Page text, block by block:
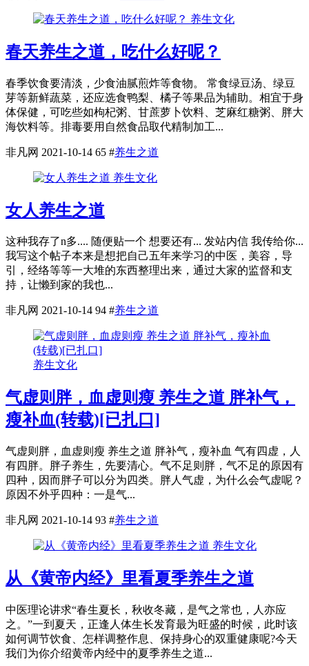
养生文化
春天养生之道，吃什么好呢？
春季饮食要清淡，少食油腻煎炸等食物。 常食绿豆汤、绿豆
芽等新鲜蔬菜，还应选食鸭梨、橘子等果品为辅助。相宜于身
体保健，可吃些如枸杞粥、甘蔗萝卜饮料、芝麻红糖粥、胖大
海饮料等。排毒要用自然食品取代精制加工...
非凡网 2021-10-14 65 #养生之道
养生文化
女人养生之道
这种我存了n多.... 随便贴一个 想要还有... 发站内信 我传给你...
我写这个帖子本来是想把自己五年来学习的中医，美容，导
引，经络等等一大堆的东西整理出来，通过大家的监督和支
持，让懒到家的我也...
非凡网 2021-10-14 94 #养生之道
养生文化
气虚则胖，血虚则瘦 养生之道 胖补气，
瘦补血(转载)[已扎口]
气虚则胖，血虚则瘦 养生之道 胖补气，瘦补血 气有四虚，人
有四胖。胖子养生，先要清心。气不足则胖，气不足的原因有
四种，因而胖子可以分为四类。胖人气虚，为什么会气虚呢？
原因不外乎四种：一是气...
非凡网 2021-10-14 93 #养生之道
养生文化
从《黄帝内经》里看夏季养生之道
中医理论讲求“春生夏长，秋收冬藏，是气之常也，人亦应
之。”一到夏天，正逢人体生长发育最为旺盛的时候，此时该
如何调节饮食、怎样调整作息、保持身心的双重健康呢?今天
我们为你介绍黄帝内经中的夏季养生之道...